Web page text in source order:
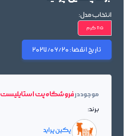
انتخاب مدل:
85 گرم
تاریخ انقضا:2027/06/20
موجود درفروشگاه پت استایلیست
برند:
پکین پراید